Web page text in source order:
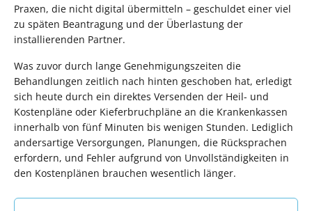
Praxen, die nicht digital übermitteln – geschuldet einer viel
zu späten Beantragung und der Überlastung der
installierenden Partner.
Was zuvor durch lange Genehmigungszeiten die
Behandlungen zeitlich nach hinten geschoben hat, erledigt
sich heute durch ein direktes Versenden der Heil- und
Kostenpläne oder Kieferbruchpläne an die Krankenkassen
innerhalb von fünf Minuten bis wenigen Stunden. Lediglich
andersartige Versorgungen, Planungen, die Rücksprachen
erfordern, und Fehler aufgrund von Unvollständigkeiten in
den Kostenplänen brauchen wesentlich länger.